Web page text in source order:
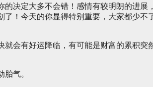
的决定大多不会错！感情有较明朗的进展
了！今天的你显得特别重要，大家都少不
就会有好运降临，有可能是财富的累积突
气。